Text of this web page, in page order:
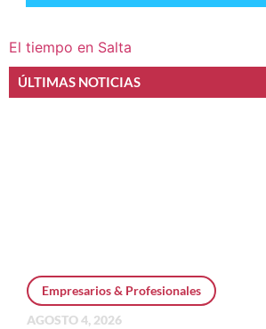
El tiempo en Salta
ÚLTIMAS NOTICIAS
Empresarios & Profesionales
AGOSTO 4, 2026